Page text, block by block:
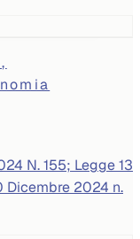
N. 155; Legge 13
Dicembre 2024 n.